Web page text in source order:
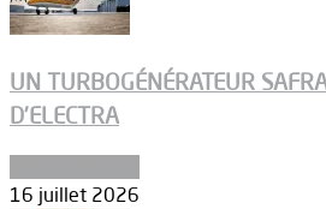
UN TURBOGÉNÉRATEUR
D’ELECTRA
16 juillet 2026